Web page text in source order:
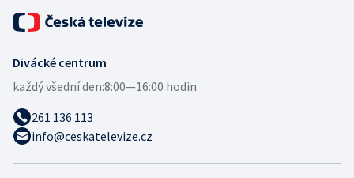
Divácké centrum
každý všední den:8:00—16:00 hodin
261 136 113
info@ceskatelevize.cz